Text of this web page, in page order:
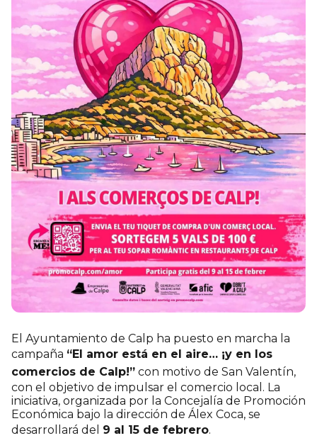
El Ayuntamiento de Calp ha puesto en marcha la
campaña “El amor está en el aire… ¡y en los
comercios de Calp!” con motivo de San Valentín,
con el objetivo de impulsar el comercio local. La
iniciativa, organizada por la Concejalía de Promoción
Económica bajo la dirección de Álex Coca, se
desarrollará del 9 al 15 de febrero.